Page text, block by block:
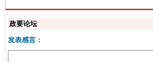
政要论坛
发表感言：